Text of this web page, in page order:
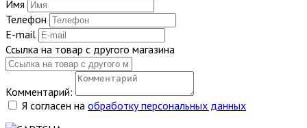
Имя
Телефон
E-mail
Ссылка на товар с другого магазина
Комментарий:
Я согласен на обработку персональных данных